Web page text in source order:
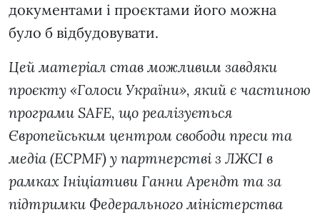
документами і проєктами його можна
було б відбудовувати.
Цей матеріал став можливим завдяки
проєкту «Голоси України», який є частиною
програми SAFE, що реалізується
Європейським центром свободи преси та
медіа (ECPMF) у партнерстві з ЛЖСІ в
рамках Ініціативи Ганни Арендт та за
підтримки Федерального міністерства